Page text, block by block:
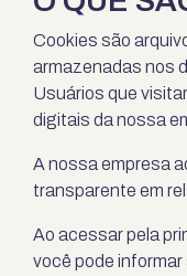
Cookies são
armazenadas nos
Usuários que
digitais da nossa
A nossa empresa
transparente em
Ao acessar pela
você pode